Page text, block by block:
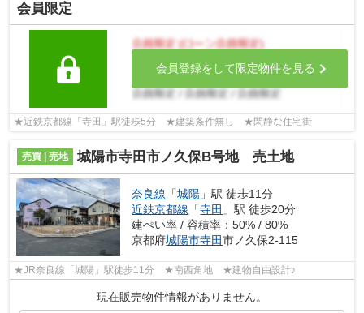
会員限定
会員登録をして限定物件を見る
★近鉄京都線「寺田」駅徒歩5分 ★建築条件無し ★閑静な住宅街
売買 | 売地 城陽市寺田市ノ久保B号地 売土地
奈良線 「城陽 」駅 徒歩11分
近鉄京都線 「寺田 」駅 徒歩20分
建ぺい率 / 容積率：50% / 80%
京都府城陽市寺田市ノ久保2-115
★JR奈良線「城陽」駅徒歩11分 ★南西角地 ★建物自由設計♪
現在販売物件情報がありません。